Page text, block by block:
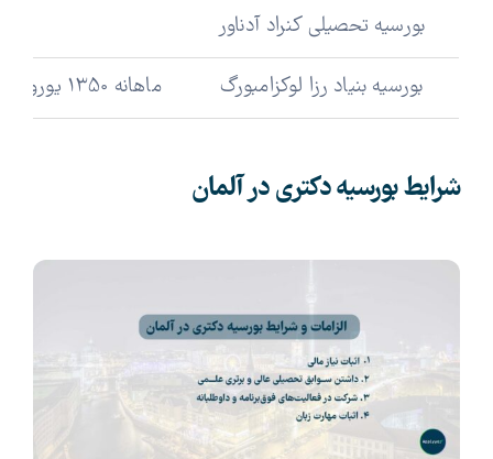
بورسیه تحصیلی کنراد آدناور
بورسیه بنیاد رزا لوکزامبورگ ماهانه 1350 یورو + 100 یورو کمک هزینه تحقیقاتی
شرایط بورسیه دکتری در آلمان